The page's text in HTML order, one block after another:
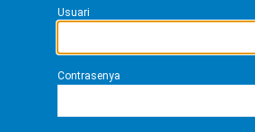
Usuari
Contrasenya